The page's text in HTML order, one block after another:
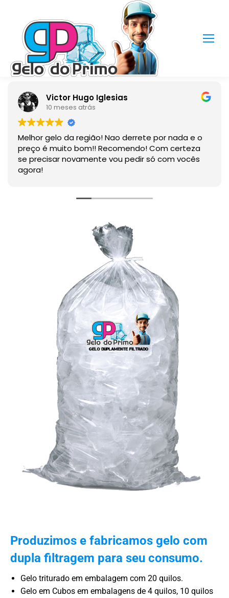
Victor Hugo Iglesias
10 meses atrás
Melhor gelo da região! Nao derrete por nada e o
preço é muito bom!! Recomendo! Com certeza
se precisar novamente vou pedir só com vocês
agora!
Produzimos e fabricamos gelo com
dupla filtragem para seu consumo.
Gelo triturado em embalagem com 20 quilos.
Gelo em Cubos em embalagens de 4 quilos, 10 quilos